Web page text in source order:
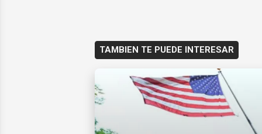
TAMBIEN TE PUEDE INTERESAR